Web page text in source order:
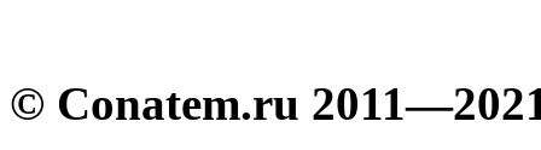
© Conatem.ru